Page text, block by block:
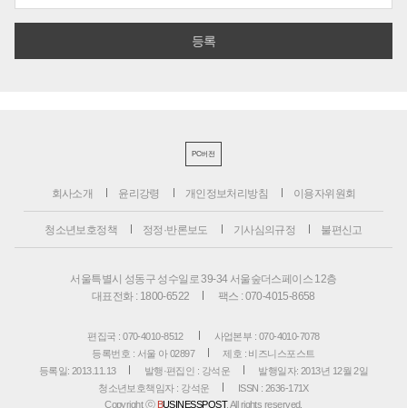
PC버전
회사소개 윤리강령 개인정보처리방침 이용자위원회
청소년보호정책 정정·반론보도 기사심의규정 불편신고
서울특별시 성동구 성수일로 39-34 서울숲더스페이스 12층
대표전화 : 1800-6522
팩스 : 070-4015-8658
편집국 : 070-4010-8512
사업본부 : 070-4010-7078
등록번호 : 서울 아 02897
제호 : 비즈니스포스트
등록일: 2013.11.13
발행·편집인 : 강석운
발행일자: 2013년 12월 2일
청소년보호책임자 : 강석운
ISSN : 2636-171X
Copyright ⓒ BUSINESSPOST. All rights reserved.